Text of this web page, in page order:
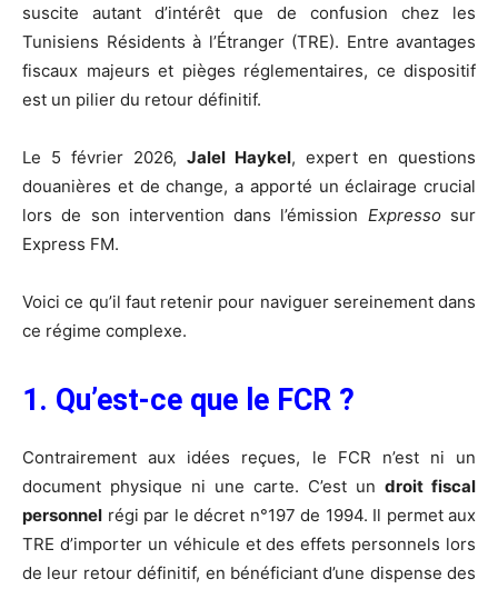
suscite autant d’intérêt que de confusion chez les
Tunisiens Résidents à l’Étranger (TRE). Entre avantages
fiscaux majeurs et pièges réglementaires, ce dispositif
est un pilier du retour définitif.
Le 5 février 2026, Jalel Haykel, expert en questions
douanières et de change, a apporté un éclairage crucial
lors de son intervention dans l’émission Expressosur
Express FM.
Voici ce qu’il faut retenir pour naviguer sereinement dans
ce régime complexe.
1. Qu’est-ce que le FCR ?
Contrairement aux idées reçues, le FCR n’est ni un
document physique ni une carte. C’est un droit fiscal
personnel régi par le décret n°197 de 1994. Il permet aux
TRE d’importer un véhicule et des effets personnels lors
de leur retour définitif, en bénéficiant d’une dispense des